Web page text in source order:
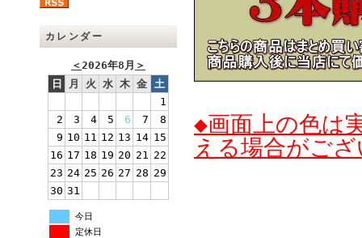
カレンダー
＜2026年8月 ＞
日
月 火 水 木 金 土
1
2
3 4 5 6 7
8
9 10 11 12 13 14 15
16 17 18 19 20 21 22
23 24 25 26 27 28 29
30 31
今日
定休日
◆画面上の色は
える場合がご